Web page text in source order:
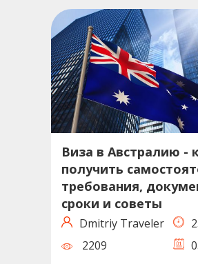
Виза в Австралию -
получить
требования,
сроки и советы
Dmitriy Traveler
2209